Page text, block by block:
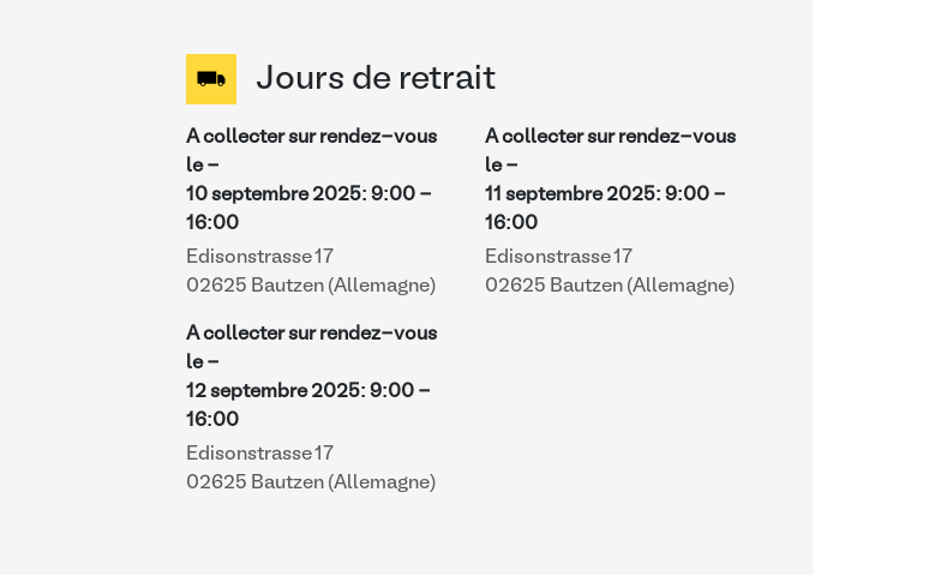
Jours de retrait
A collecter sur rendez-vous
le -
10 septembre 2025: 9:00 -
16:00
Edisonstrasse 17
02625 Bautzen (Allemagne)
A collecter sur rendez-vous
le -
11 septembre 2025: 9:00 -
16:00
Edisonstrasse 17
02625 Bautzen (Allemagne)
A collecter sur rendez-vous
le -
12 septembre 2025: 9:00 -
16:00
Edisonstrasse 17
02625 Bautzen (Allemagne)